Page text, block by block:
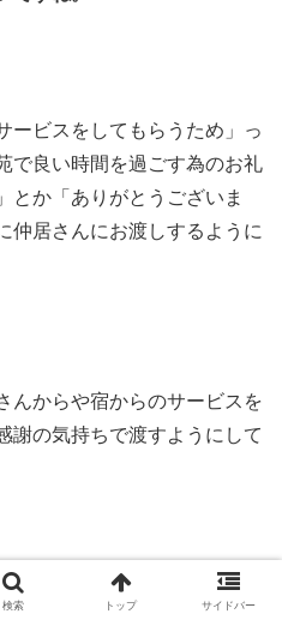
ービスをしてもらうため」っ
で良い時間を過ごす為のお礼
とか「ありがとうございま
仲居さんにお渡しするように
んからや宿からのサービスを
謝の気持ちで渡すようにして
てはならないものなので、そ
検索 トップ サイドバー